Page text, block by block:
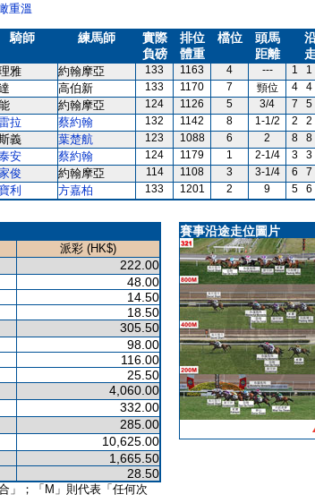
重溫
騎師 練馬師
實際
負磅
排位
體重
檔位
頭馬
距離
雅 約翰摩亞 133 1163 4 --- 1 1
高伯新 133 1170 7 頸位 4 4
約翰摩亞 124 1126 5 3/4 7 5
拉 蔡約翰 132 1142 8 1-1/2 2 2
義 葉楚航 123 1088 6 2 8 8
安 蔡約翰 124 1179 1 2-1/4 3 3
俊 約翰摩亞 114 1108 3 3-1/4 6 7
利 方嘉柏 133 1201 2 9 5 6
派彩 (HK$)
222.00
48.00
14.50
18.50
305.50
98.00
116.00
25.50
4,060.00
332.00
285.00
10,625.00
1,665.50
28.50
」；「M」則代表「任何次
賽事沿途走位圖片